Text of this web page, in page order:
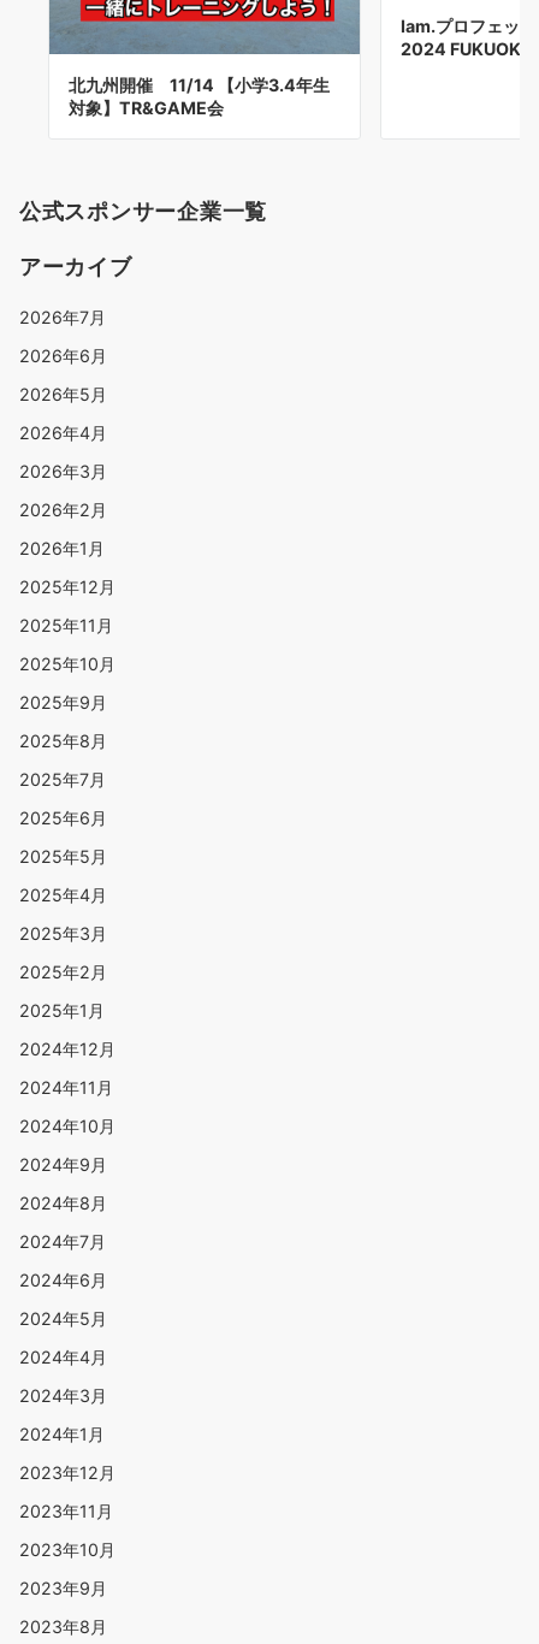
北九州開催 11/14 【小学3.4年生
対象】TR&GAME会
Iam.プロフェッ
2024 FUKUOKA
公式スポンサー企業一覧
アーカイブ
2026年7月
2026年6月
2026年5月
2026年4月
2026年3月
2026年2月
2026年1月
2025年12月
2025年11月
2025年10月
2025年9月
2025年8月
2025年7月
2025年6月
2025年5月
2025年4月
2025年3月
2025年2月
2025年1月
2024年12月
2024年11月
2024年10月
2024年9月
2024年8月
2024年7月
2024年6月
2024年5月
2024年4月
2024年3月
2024年1月
2023年12月
2023年11月
2023年10月
2023年9月
2023年8月